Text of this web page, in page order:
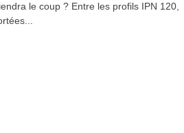
le coup ? Entre les profils IPN 120,